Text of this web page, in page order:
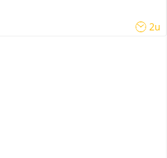
2u